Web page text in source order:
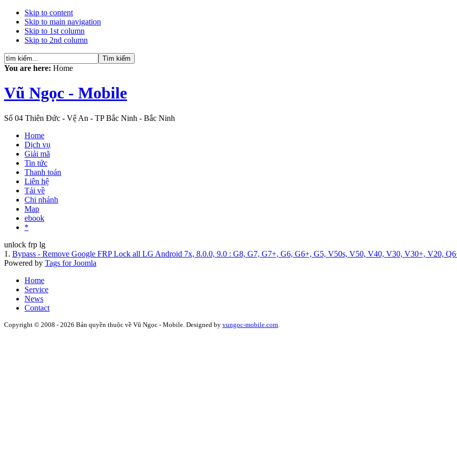
Skip to content
Skip to main navigation
Skip to 1st column
Skip to 2nd column
You are here: Home
Vũ Ngọc - Mobile
Số 04 Thiên Đức - Vệ An - TP Bắc Ninh - Bắc Ninh
Home
Dịch vụ
Giải mã
Tin tức
Thanh toán
Liên hệ
Tải về
Chi nhánh
Map
ebook
*
unlock frp lg
1. Bypass - Remove Google FRP Lock all LG Android 7x, 8.0.0, 9.0 : G8, G7, G7+, G6, G6+, G5, V50s, V50, V40, V30, V30+, V20,
Powered by Tags for Joomla
Home
Service
News
Contact
Copyright © 2008 - 2026 Bản quyền thuộc về Vũ Ngọc - Mobile. Designed by vungoc-mobile.com